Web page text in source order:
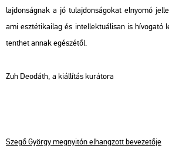
laj­don­ság­nak a jó tu­laj­don­sá­go­kat el­nyo­mó
ami esz­té­ti­ka­i­lag és in­tel­lek­tu­á­li­san is
tent­het annak egé­szé­től.
Zuh Deo­dáth, a ki­ál­lí­tás ku­rá­to­ra
Szegő György meg­nyi­tón el­hang­zott be­ve­ze­tő­je